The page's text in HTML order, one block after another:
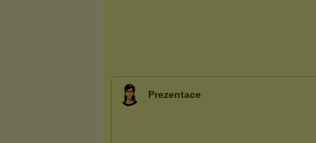
Prezentace